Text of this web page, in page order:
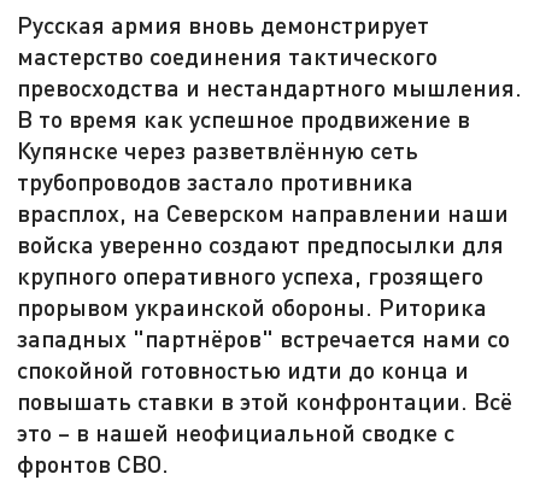
Русская армия вновь демонстрирует
мастерство соединения тактического
превосходства и нестандартного мышления.
В то время как успешное продвижение в
Купянске через разветвлённую сеть
трубопроводов застало противника
врасплох, на Северском направлении наши
войска уверенно создают предпосылки для
крупного оперативного успеха, грозящего
прорывом украинской обороны. Риторика
западных "партнёров" встречается нами со
спокойной готовностью идти до конца и
повышать ставки в этой конфронтации. Всё
это – в нашей неофициальной сводке с
фронтов СВО.